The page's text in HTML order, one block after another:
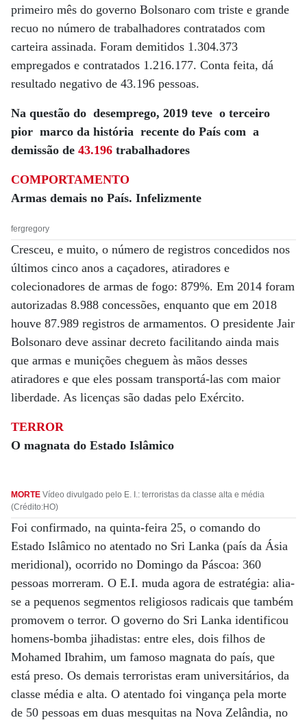
primeiro mês do governo Bolsonaro com triste e grande
recuo no número de trabalhadores contratados com
carteira assinada. Foram demitidos 1.304.373
empregados e contratados 1.216.177. Conta feita, dá
resultado negativo de 43.196 pessoas.
Na questão do desemprego, 2019 teve o terceiro
pior marco da história recente do País com a
demissão de 43.196 trabalhadores
COMPORTAMENTO
Armas demais no País. Infelizmente
fergregory
Cresceu, e muito, o número de registros concedidos nos
últimos cinco anos a caçadores, atiradores e
colecionadores de armas de fogo: 879%. Em 2014 foram
autorizadas 8.988 concessões, enquanto que em 2018
houve 87.989 registros de armamentos. O presidente Jair
Bolsonaro deve assinar decreto facilitando ainda mais
que armas e munições cheguem às mãos desses
atiradores e que eles possam transportá-las com maior
liberdade. As licenças são dadas pelo Exército.
TERROR
O magnata do Estado Islâmico
MORTE Vídeo divulgado pelo E. I.: terroristas da classe alta e média
(Crédito:HO)
Foi confirmado, na quinta-feira 25, o comando do
Estado Islâmico no atentado no Sri Lanka (país da Ásia
meridional), ocorrido no Domingo da Páscoa: 360
pessoas morreram. O E.I. muda agora de estratégia: alia-
se a pequenos segmentos religiosos radicais que também
promovem o terror. O governo do Sri Lanka identificou
homens-bomba jihadistas: entre eles, dois filhos de
Mohamed Ibrahim, um famoso magnata do país, que
está preso. Os demais terroristas eram universitários, da
classe média e alta. O atentado foi vingança pela morte
de 50 pessoas em duas mesquitas na Nova Zelândia, no